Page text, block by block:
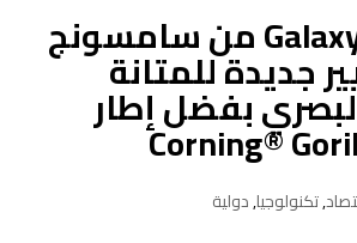
Galaxy S24 Ultra من سامسونج
جديدة للمتانة
بفضل إطار
Corning®
,تكنولوجيا,دولية